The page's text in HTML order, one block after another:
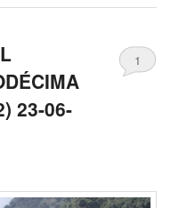
23-06-
1